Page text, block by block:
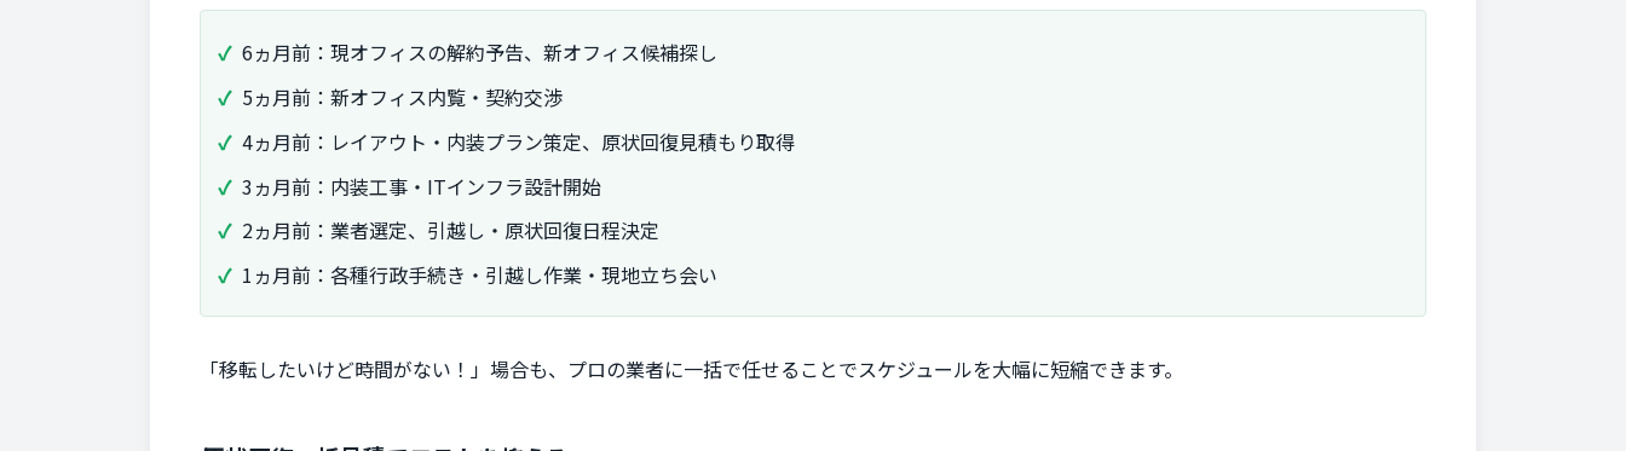
6ヵ月前：現オフィスの解約予告、新オフィス候補探し
5ヵ月前：新オフィス内覧・契約交渉
4ヵ月前：レイアウト・内装プラン策定、原状回復見積もり取得
3ヵ月前：内装工事・ITインフラ設計開始
2ヵ月前：業者選定、引越し・原状回復日程決定
1ヵ月前：各種行政手続き・引越し作業・現地立ち会い
「移転したいけど時間がない！」場合も、プロの業者に一括で任せることでスケジュールを大幅に短縮できます。